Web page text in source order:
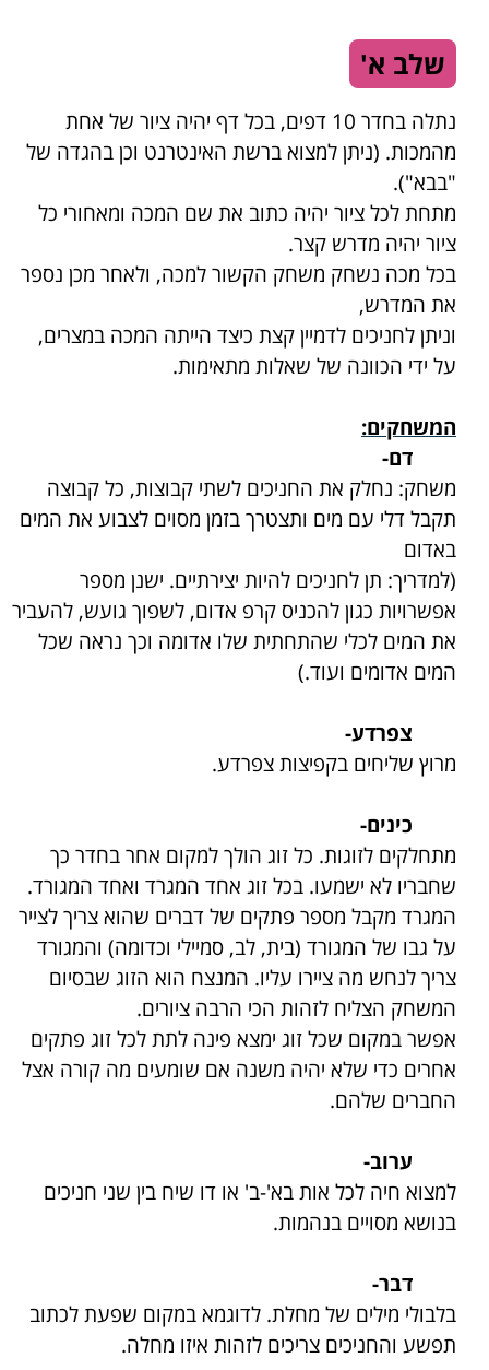
שלב א'
נתלה בחדר 10 דפים, בכל דף יהיה ציור של אחת
מהמכות. (ניתן למצוא ברשת האינטרנט וכן בהגדה של
"בבא").
מתחת לכל ציור יהיה כתוב את שם המכה ומאחורי כל
ציור יהיה מדרש קצר.
בכל מכה נשחק משחק הקשור למכה, ולאחר מכן נספר
את המדרש,
וניתן לחניכים לדמיין קצת כיצד הייתה המכה במצרים,
על ידי הכוונה של שאלות מתאימות.
המשחקים:
דם-
משחק: נחלק את החניכים לשתי קבוצות, כל קבוצה
תקבל דלי עם מים ותצטרך בזמן מסוים לצבוע את המים
באדום
(למדריך: תן לחניכים להיות יצירתיים. ישנן מספר
אפשרויות כגון להכניס קרפ אדום, לשפוך גועש, להעביר
את המים לכלי שהתחתית שלו אדומה וכך נראה שכל
המים אדומים ועוד.)
צפרדע-
מרוץ שליחים בקפיצות צפרדע.
כינים-
מתחלקים לזוגות. כל זוג הולך למקום אחר בחדר כך
שחבריו לא ישמעו. בכל זוג אחד המגרד ואחד המגורד.
המגרד מקבל מספר פתקים של דברים שהוא צריך לצייר
על גבו של המגורד (בית, לב, סמיילי וכדומה) והמגורד
צריך לנחש מה ציירו עליו. המנצח הוא הזוג שבסיום
המשחק הצליח לזהות הכי הרבה ציורים.
אפשר במקום שכל זוג ימצא פינה לתת לכל זוג פתקים
אחרים כדי שלא יהיה משנה אם שומעים מה קורה אצל
החברים שלהם.
ערוב-
למצוא חיה לכל אות בא'-ב' או דו שיח בין שני חניכים
בנושא מסויים בנהמות.
דבר-
בלבולי מילים של מחלת. לדוגמא במקום שפעת לכתוב
תפשע והחניכים צריכים לזהות איזו מחלה.